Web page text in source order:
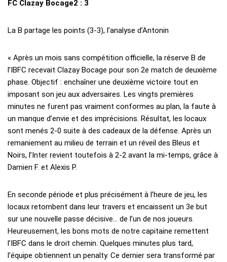
FC Clazay Bocage2 : 3
La B partage les points (3-3), l’analyse d’Antonin
« Après un mois sans compétition officielle, la réserve B de
l’IBFC recevait Clazay Bocage pour son 2e match de deuxième
phase. Objectif : enchaîner une deuxième victoire tout en
imposant son jeu aux adversaires. Les vingts premières
minutes ne furent pas vraiment conformes au plan, la faute à
un manque d’envie et des imprécisions. Résultat, les locaux
sont menés 2-0 suite à des cadeaux de la défense. Après un
remaniement au milieu de terrain et un réveil des Bleus et
Noirs, l’Inter revient toutefois à 2-2 avant la mi-temps, grâce à
Damien F. et Alexis P.
En seconde période et plus précisément à l’heure de jeu, les
locaux retombent dans leur travers et encaissent un 3e but
sur une nouvelle passe décisive… de l’un de nos joueurs.
Heureusement, les bons mots de notre capitaine remettent
l’IBFC dans le droit chemin. Quelques minutes plus tard,
l’équipe obtiennent un penalty. Ce dernier sera transformé par